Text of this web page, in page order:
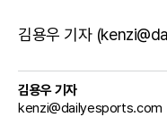
김용우 기자
김용우 기자
kenzi@dailyesports.com